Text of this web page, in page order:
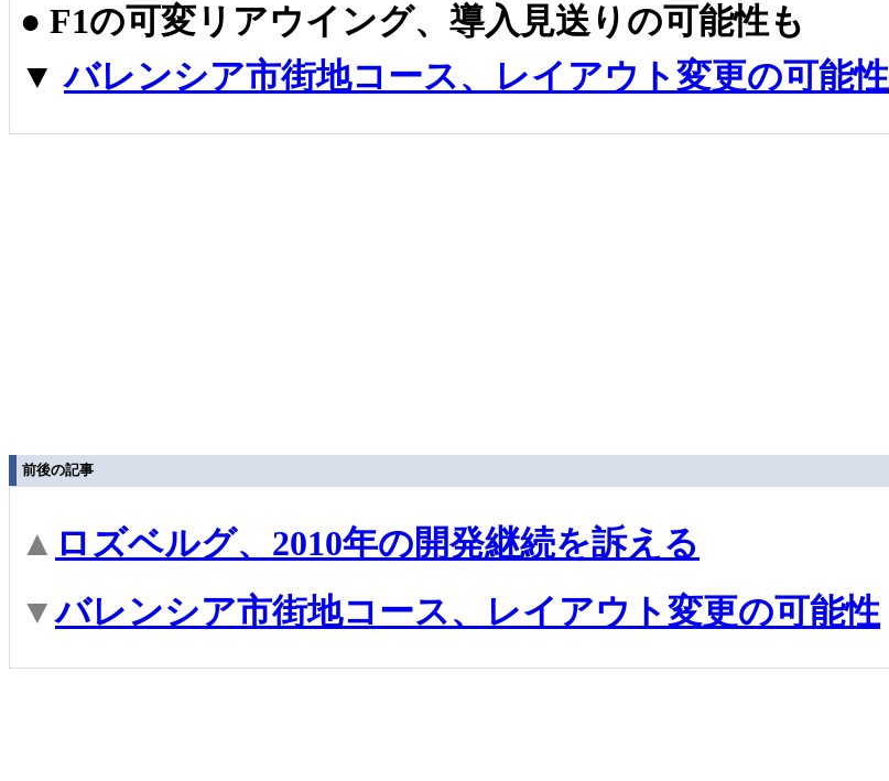
● F1の可変リアウイング、導入見送りの可能性も
▼バレンシア市街地コース、レイアウト変更の可能性
前後の記事
▲ ロズベルグ、2010年の開発継続を訴える
▼バレンシア市街地コース、レイアウト変更の可能性